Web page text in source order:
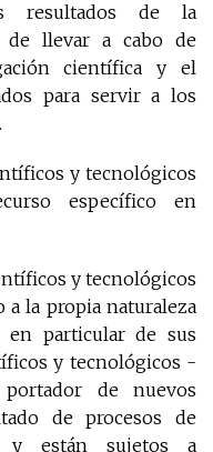
resultados de la
de llevar a cabo de
científica y el
para servir a los
y tecnológicos
específico en
y tecnológicos
a la propia naturaleza
particular de sus
y tecnológicos -
de nuevos
de procesos de
y están sujetos a